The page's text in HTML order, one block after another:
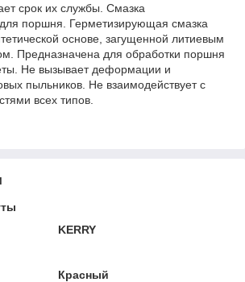
срок их службы. Смазка
поршня. Герметизирующая смазка
основе, загущенной литиевым
Предназначена для обработки поршня
Не вызывает деформации и
пыльников. Не взаимодействует с
всех типов.
KERRY
Красный